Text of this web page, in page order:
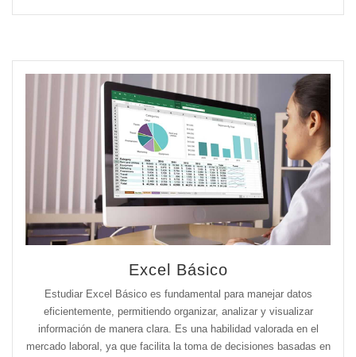
Excel Básico
Estudiar Excel Básico es fundamental para manejar datos
eficientemente, permitiendo organizar, analizar y visualizar
información de manera clara. Es una habilidad valorada en el
mercado laboral, ya que facilita la toma de decisiones basadas en